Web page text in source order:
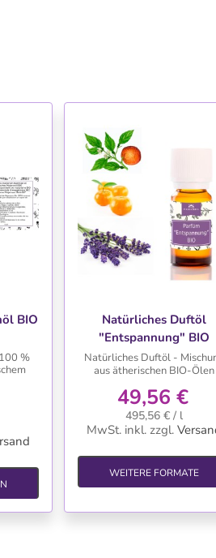
BIO
%
Natürliches Duftöl
"Entspannung" BIO
Natürliches Duftöl -
aus ätherischen BIO-Ölen
49,56 €
495,56 € / l
MwSt. inkl. zzgl.
WEITERE FORMATE